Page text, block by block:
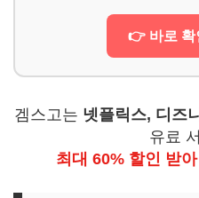
👉 바로 확
겜스고는 넷플릭스, 디즈
유료
최대 60% 할인 받아